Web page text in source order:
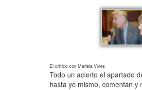
El crítico con Mariela Vives
Todo un acierto el apartado
hasta yo mismo, comentan y